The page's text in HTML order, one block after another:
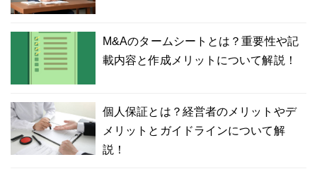
M&Aのタームシートとは？重要性や記
載内容と作成メリットについて解説！
個人保証とは？経営者のメリットやデ
メリットとガイドラインについて解
説！